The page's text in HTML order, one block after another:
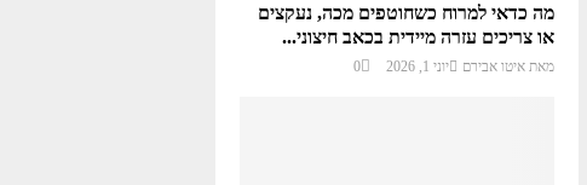
מה כדאי למרוח כשחוטפים מכה, נעקצים
או צריכים עזרה מיידית בכאב חיצוני...
מאת איטו אבירם יוני 1, 2026 0